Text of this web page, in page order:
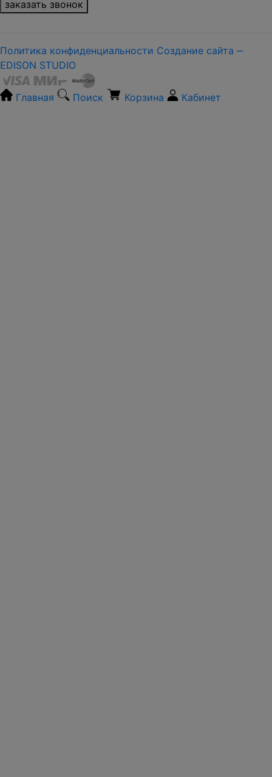
заказать звонок
Политика конфиденциальности Создание сайта ‒
EDISON STUDIO
Главная Поиск Корзина Кабинет